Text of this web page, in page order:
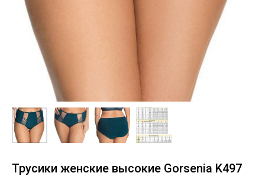
Трусики женские высокие Gorsenia K497